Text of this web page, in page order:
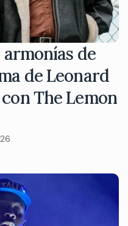
de
de Leonard
The Lemon